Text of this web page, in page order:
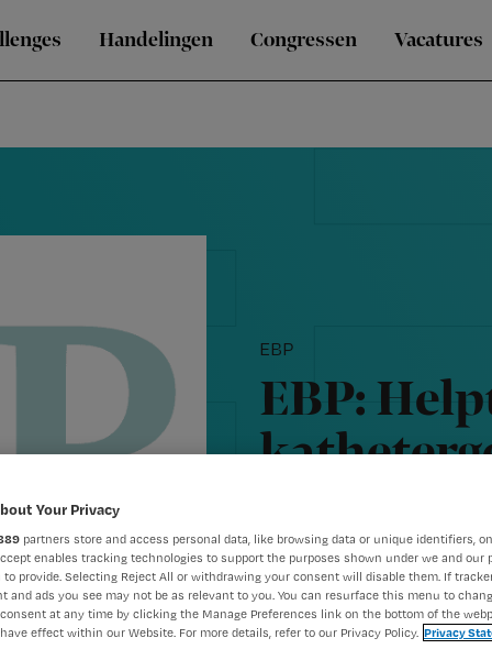
Handelingen Congressen Vacatures
EBP
EBP:
Auteur: Redactie Nursing22
Your Privacy
partners store and access personal data, like browsing data or unique identifiers,
enables tracking technologies to support the purposes shown under we and our
to provide. Selecting Reject All or withdrawing your consent will disable them. If
and ads you see may not be as relevant to you. You can resurface this menu to
at any time by clicking the Manage Preferences link on the bottom of the
effect within our Website. For more details, refer to our Privacy Policy. Privacy